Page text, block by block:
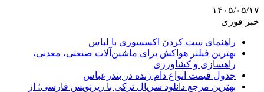
۱۴۰۵/۰۵/۱۷
خبر فوری
راهنمای ست کردن اکسسوری با لباس
بهترین فیلتر هواکش برای ماشین‌آلات صنعتی، معدنی،
راهسازی و کشاورزی
جدول قیمت انواع دام زنده در بندرعباس
بهترین مرجع دانلود سریال ترکی با زیرنویس فارسی؛ از